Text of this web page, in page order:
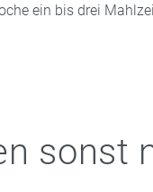
ein bis drei
sonst